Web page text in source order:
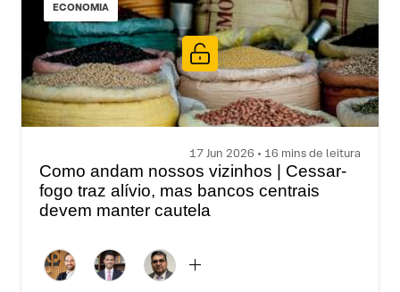
ECONOMIA
17 Jun 2026 • 16 mins de leitura
Como andam nossos vizinhos | Cessar-
fogo traz alívio, mas bancos centrais
devem manter cautela